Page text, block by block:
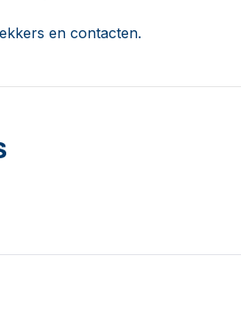
en contacten.